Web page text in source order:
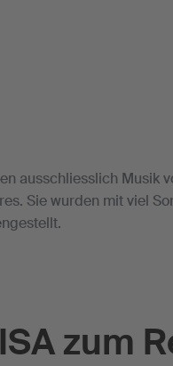
ausschliesslich Musik
Sie wurden mit viel
zum